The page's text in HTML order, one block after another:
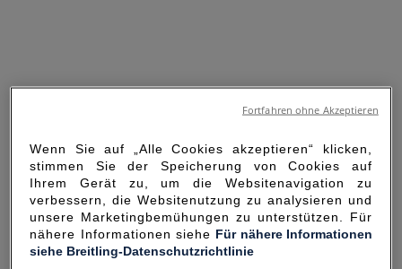
Wenn Sie auf „Alle Cookies akzeptieren“ klicken,
stimmen Sie der Speicherung von Cookies auf
Ihrem Gerät zu, um die Websitenavigation zu
verbessern, die Websitenutzung zu analysieren und
unsere Marketingbemühungen zu unterstützen. Für
nähere Informationen siehe Für nähere Informationen
siehe Breitling-Datenschutzrichtlinie
Fortfahren ohne Akzeptieren